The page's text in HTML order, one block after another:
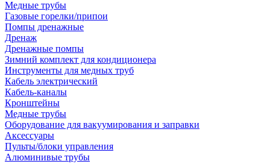
Медные трубы
Газовые горелки/припои
Помпы дренажные
Дренаж
Дренажные помпы
Зимний комплект для кондиционера
Инструменты для медных труб
Кабель электрический
Кабель-каналы
Кронштейны
Медные трубы
Оборудование для вакуумирования и заправки
Аксессуары
Пульты/блоки управления
Алюминивые трубы